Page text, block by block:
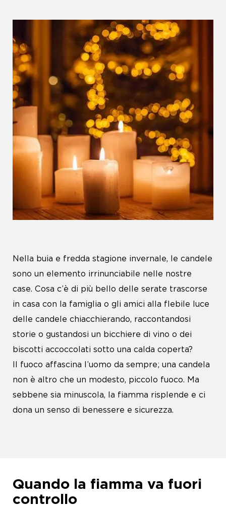
Nella buia e fredda stagione invernale, le candele
sono un elemento irrinunciabile nelle nostre
case. Cosa c’è di più bello delle serate trascorse
in casa con la famiglia o gli amici alla flebile luce
delle candele chiacchierando, raccontandosi
storie o gustandosi un bicchiere di vino o dei
biscotti accoccolati sotto una calda coperta?
Il fuoco affascina l’uomo da sempre; una candela
non è altro che un modesto, piccolo fuoco. Ma
sebbene sia minuscola, la fiamma risplende e ci
dona un senso di benessere e sicurezza.
Quando la fiamma va fuori
controllo